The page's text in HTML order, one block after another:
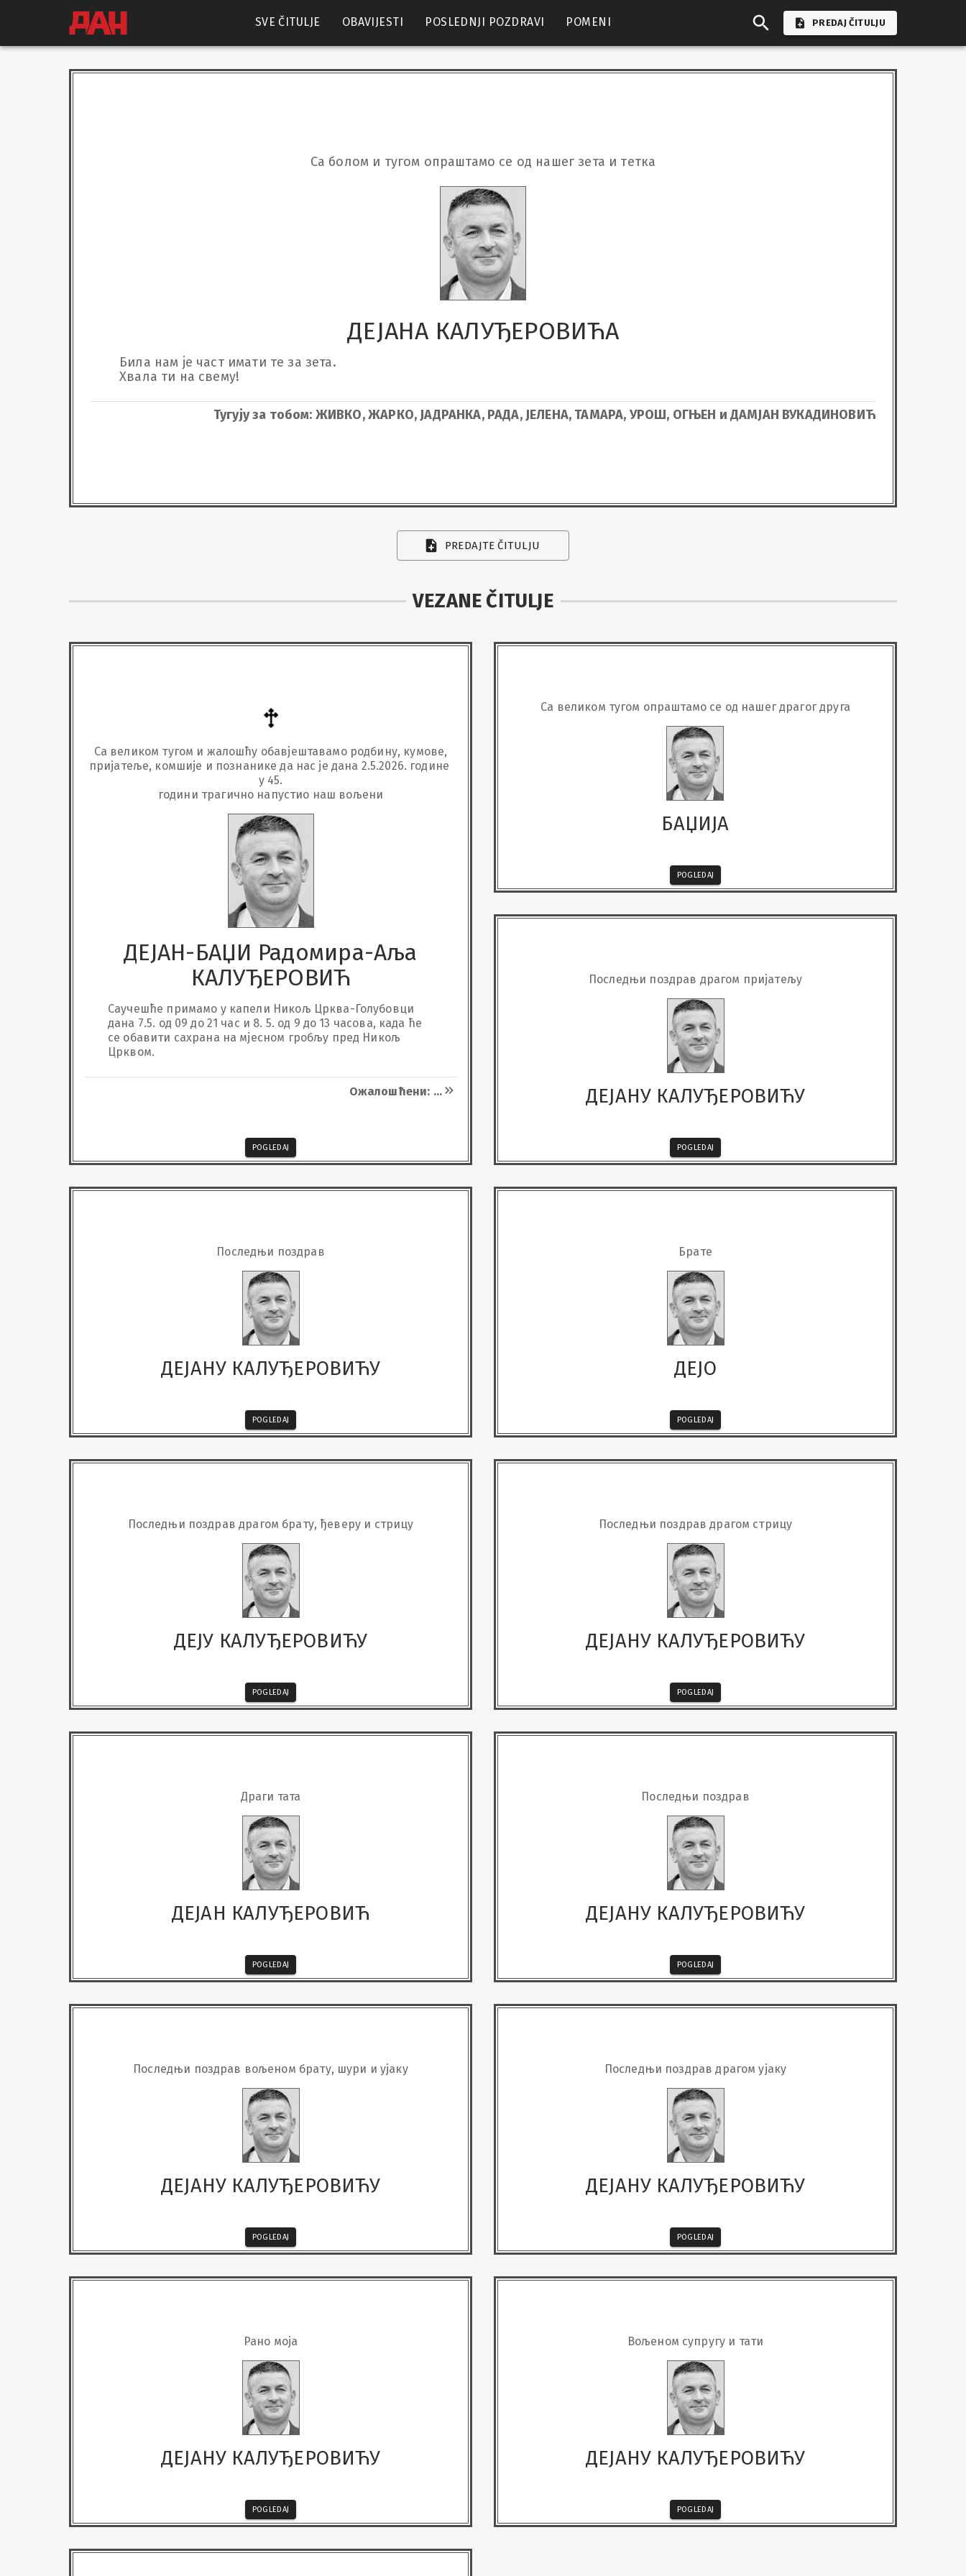
SVE ČITULJE OBAVIJESTI POSLEDNJI POZDRAVI POMENI PREDAJ ČITULJU
Са болом и тугом опраштамо се од нашег зета и тетка
ДЕЈАНА КАЛУЂЕРОВИЋА
Била нам је част имати те за зета.
Хвала ти на свему!
Тугују за тобом: ЖИВКО, ЖАРКО, ЈАДРАНКА, РАДА, ЈЕЛЕНА, ТАМАРА, УРОШ, ОГЊЕН и ДАМЈАН ВУКАДИНОВИЋ
PREDAJTE ČITULJU
VEZANE ČITULJE
Са великом тугом и жалошћу обавјештавамо родбину, кумове,
пријатеље, комшије и познанике да нас је дана 2.5.2026. године
у 45.
години трагично напустио наш вољени
ДЕЈАН-БАЏИ Радомира-Аља
КАЛУЂЕРОВИЋ
Саучешће примамо у капели Никољ Црква-Голубовци
дана 7.5. од 09 до 21 час и 8. 5. од 9 до 13 часова, када ће
се обавити сахрана на мјесном гробљу пред Никољ
Црквом.
Ожалошћени: ...
POGLEDAJ
Са великом тугом опраштамо се од нашег драгог друга
БАЏИЈА
POGLEDAJ
Последњи поздрав драгом пријатељу
ДЕЈАНУ КАЛУЂЕРОВИЋУ
POGLEDAJ
Последњи поздрав
ДЕЈАНУ КАЛУЂЕРОВИЋУ
POGLEDAJ
Брате
ДЕЈО
POGLEDAJ
Последњи поздрав драгом брату, ђеверу и стрицу
ДЕЈУ КАЛУЂЕРОВИЋУ
POGLEDAJ
Последњи поздрав драгом стрицу
ДЕЈАНУ КАЛУЂЕРОВИЋУ
POGLEDAJ
Драги тата
ДЕЈАН КАЛУЂЕРОВИЋ
POGLEDAJ
Последњи поздрав
ДЕЈАНУ КАЛУЂЕРОВИЋУ
POGLEDAJ
Последњи поздрав вољеном брату, шури и ујаку
ДЕЈАНУ КАЛУЂЕРОВИЋУ
POGLEDAJ
Последњи поздрав драгом ујаку
ДЕЈАНУ КАЛУЂЕРОВИЋУ
POGLEDAJ
Рано моја
ДЕЈАНУ КАЛУЂЕРОВИЋУ
POGLEDAJ
Вољеном супругу и тати
ДЕЈАНУ КАЛУЂЕРОВИЋУ
POGLEDAJ